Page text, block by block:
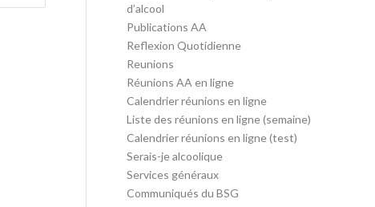
d’alcool
Publications AA
Reflexion Quotidienne
Reunions
Réunions AA en ligne
Calendrier réunions en ligne
Liste des réunions en ligne (semaine)
Calendrier réunions en ligne (test)
Serais-je alcoolique
Services généraux
Communiqués du BSG